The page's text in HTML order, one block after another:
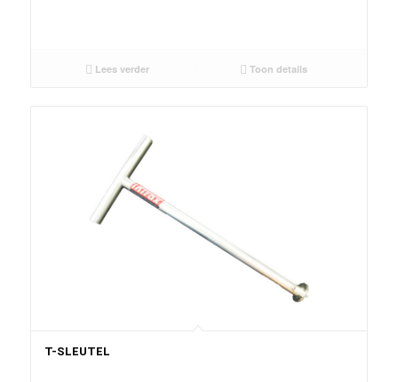
Lees verder Toon details
T-SLEUTEL